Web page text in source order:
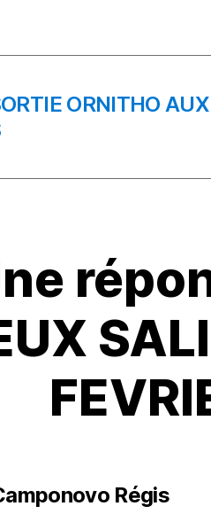
e
o
d
n
l
a
er
ORNITHO AUX
Régisdit :